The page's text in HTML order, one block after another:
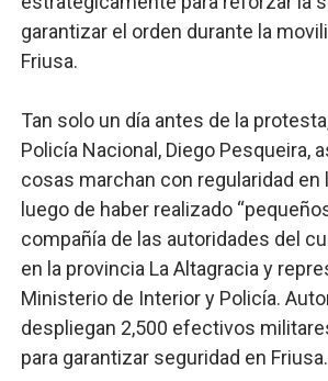
garantizar el orden durante la
Friusa.
Tan solo un día antes de la
Policía Nacional, Diego Pesqueira,
cosas marchan con regularidad en
luego de haber realizado
compañía de las autoridades del
en la provincia La Altagracia y
Ministerio de Interior y Policía.
despliegan 2,500 efectivos
para garantizar seguridad en Friusa.